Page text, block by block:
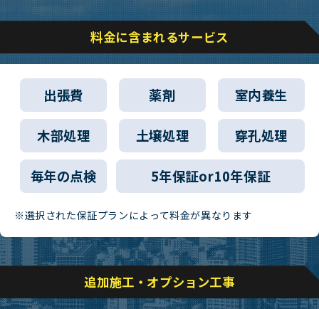
料金に含まれるサービス
出張費 薬剤 室内養生
木部処理 土壌処理 穿孔処理
毎年の点検 5年保証or10年保証
※選択された保証プランによって料金が異なります
追加施工・オプション工事